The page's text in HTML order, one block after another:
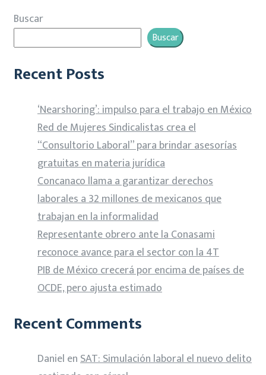
Buscar
Buscar
Recent Posts
‘Nearshoring’: impulso para el trabajo en México
Red de Mujeres Sindicalistas crea el
“Consultorio Laboral” para brindar asesorías
gratuitas en materia jurídica
Concanaco llama a garantizar derechos
laborales a 32 millones de mexicanos que
trabajan en la informalidad
Representante obrero ante la Conasami
reconoce avance para el sector con la 4T
PIB de México crecerá por encima de países de
OCDE, pero ajusta estimado
Recent Comments
Daniel enSAT: Simulación laboral el nuevo delito